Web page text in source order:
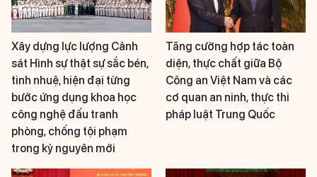
Xây dựng lực lượng Cảnh
sát Hình sự thật sự sắc bén,
tinh nhuệ, hiện đại từng
bước ứng dụng khoa học
công nghệ đấu tranh
phòng, chống tội phạm
trong kỷ nguyên mới
Tăng cường hợp tác toàn
diện, thực chất giữa Bộ
Công an Việt Nam và các
cơ quan an ninh, thực thi
pháp luật Trung Quốc